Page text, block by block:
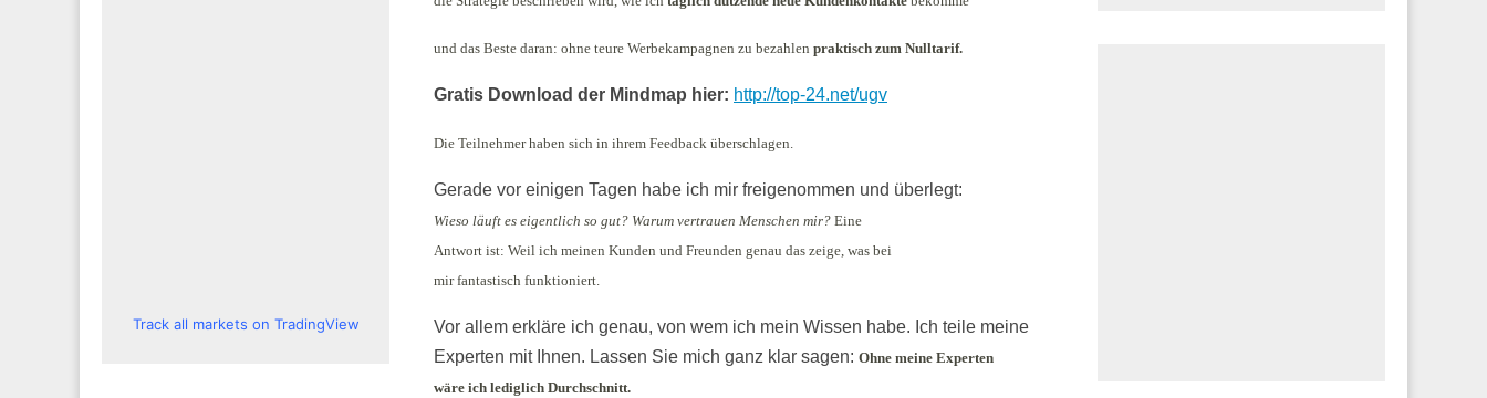
und das Beste daran: ohne teure Werbekampagnen zu bezahlen praktisch zum Nulltarif.
Gratis Download der Mindmap hier: http://top-24.net/ugv
Die Teilnehmer haben sich in ihrem Feedback überschlagen.
Gerade vor einigen Tagen habe ich mir freigenommen und überlegt:
Wieso läuft es eigentlich so gut? Warum vertrauen Menschen mir? Eine
Antwort ist: Weil ich meinen Kunden und Freunden genau das zeige, was bei
mir fantastisch funktioniert.
Vor allem erkläre ich genau, von wem ich mein Wissen habe. Ich teile meine
Experten mit Ihnen. Lassen Sie mich ganz klar sagen: Ohne meine Experten
wäre ich lediglich Durchschnitt.
Track all markets on TradingView